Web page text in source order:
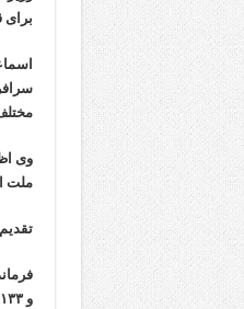
وی
ملت
تقدیم ۸۴۰ شهید در بانه
و ۱۳۳ جانباز تقدیم انقلاب اسلامی کرده اند.